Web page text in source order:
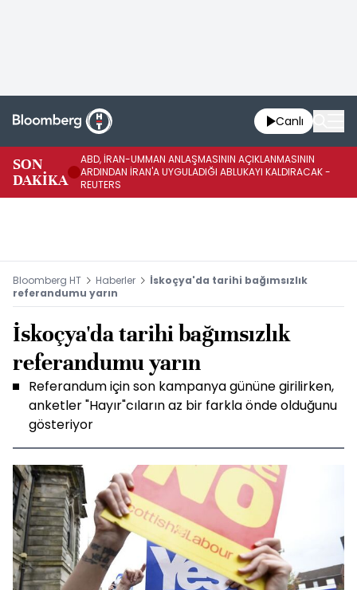
Canlı
SON
DAKİKA
ABD, İRAN-UMMAN ANLAŞMASININ AÇIKLANMASININ
ARDINDAN İRAN'A UYGULADIĞI ABLUKAYI KALDIRACAK -
REUTERS
Bloomberg HT Haberler
İskoçya'da tarihi bağımsızlık
referandumu yarın
İskoçya'da tarihi bağımsızlık
referandumu yarın
Referandum için son kampanya gününe girilirken,
anketler "Hayır"cıların az bir farkla önde olduğunu
gösteriyor